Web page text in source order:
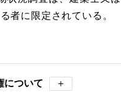
者に限定されている。
について ＋